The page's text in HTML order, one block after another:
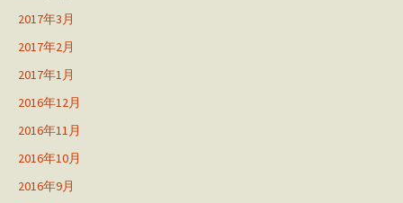
2017年3月
2017年2月
2017年1月
2016年12月
2016年11月
2016年10月
2016年9月